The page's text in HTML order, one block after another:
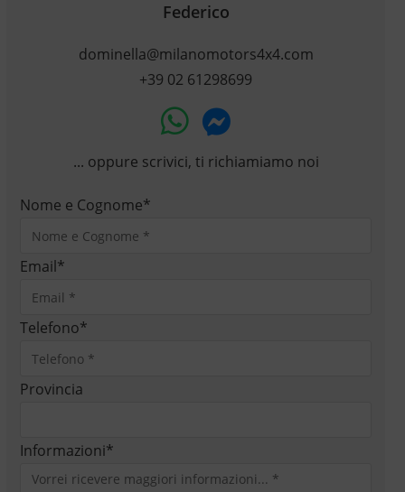
Federico
dominella@milanomotors4x4.com
+39 02 61298699
... oppure scrivici, ti richiamiamo noi
Nome e Cognome*
Email*
Telefono*
Provincia
Informazioni*